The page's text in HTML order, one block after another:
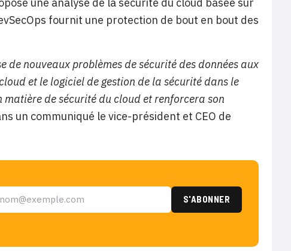
une analyse de la sécurité du cloud basée sur
fournit une protection de bout en bout des
de nouveaux problèmes de sécurité des données aux
et le logiciel de gestion de la sécurité dans le
matière de sécurité du cloud et renforcera son
un communiqué le vice-président et CEO de